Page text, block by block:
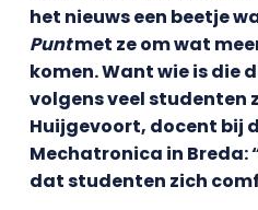
het nieuws een beetje
Puntmet ze om wat
komen. Want wie is die
volgens veel studenten
Huijgevoort, docent bij
Mechatronica in Breda:
dat studenten zich